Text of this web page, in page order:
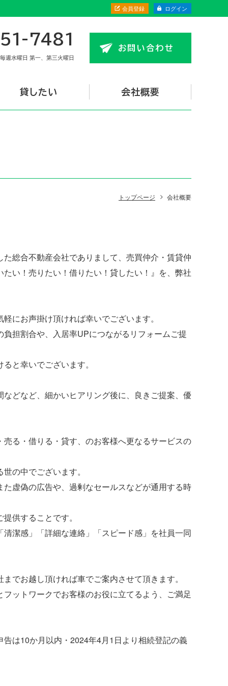
会員登録 ログイン
7481
毎週水曜日 第一、第三火曜日
お問い合わせ
貸したい 会社概要
トップページ 会社概要
総合不動産会社でありまして、売買仲介・賃貸仲
い！売りたい！借りたい！貸したい！』を、弊社
にお声掛け頂ければ幸いでございます。
担割合や、入居率UPにつながるリフォームご提
と幸いでございます。
どなど、細かいヒアリング後に、良きご提案、優
る・借りる・貸す、のお客様へ更なるサービスの
の中でございます。
虚偽の広告や、過剰なセールスなどが通用する時
供することです。
潔感」「詳細な連絡」「スピード感」を社員一同
でお越し頂ければ車でご案内させて頂きます。
ットワークでお客様のお役に立てるよう、ご満足
は10か月以内・2024年4月1日より相続登記の義